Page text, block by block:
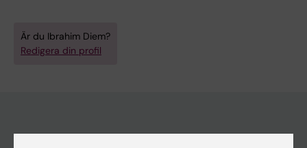
Är du Ibrahim Diem?
Redigera din profil